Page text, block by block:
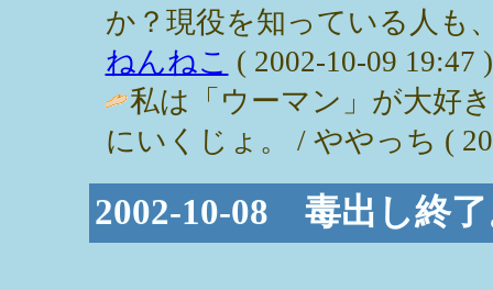
か？現役を知っている人も
ねんねこ ( 2002-10-09 19:47 )
私は「ウーマン」が大好
にいくじょ。 / ややっち (
2002-10-08 毒出し終